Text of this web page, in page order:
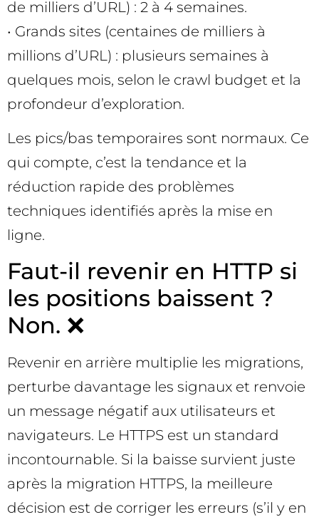
de milliers d’URL) : 2 à 4 semaines.
• Grands sites (centaines de milliers à
millions d’URL) : plusieurs semaines à
quelques mois, selon le crawl budget et la
profondeur d’exploration.
Les pics/bas temporaires sont normaux. Ce
qui compte, c’est la tendance et la
réduction rapide des problèmes
techniques identifiés après la mise en
ligne.
Faut-il revenir en HTTP si
les positions baissent ?
Non. ❌
Revenir en arrière multiplie les migrations,
perturbe davantage les signaux et renvoie
un message négatif aux utilisateurs et
navigateurs. Le HTTPS est un standard
incontournable. Si la baisse survient juste
après la migration HTTPS, la meilleure
décision est de corriger les erreurs (s’il y en